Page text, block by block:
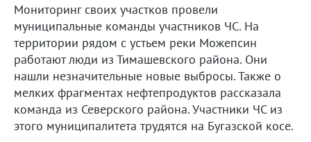
Мониторинг своих участков провели
муниципальные команды участников ЧС. На
территории рядом с устьем реки Можепсин
работают люди из Тимашевского района. Они
нашли незначительные новые выбросы. Также о
мелких фрагментах нефтепродуктов рассказала
команда из Северского района. Участники ЧС из
этого муниципалитета трудятся на Бугазской косе.